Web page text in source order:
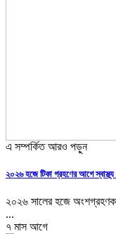
এ সম্পর্কিত আরও পড়ুন
২০২৬ হজে টিকা গ্রহণের আগে
২০২৬ সালের হজে
...
৭ মাস আগে